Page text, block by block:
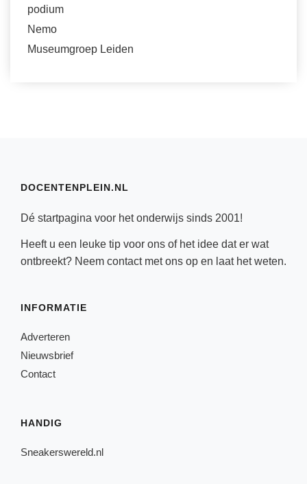
podium
Nemo
Museumgroep Leiden
DOCENTENPLEIN.NL
Dé startpagina voor het onderwijs sinds 2001!
Heeft u een leuke tip voor ons of het idee dat er wat
ontbreekt? Neem contactmet ons op en laat het weten.
INFORMATIE
Adverteren
Nieuwsbrief
Contact
HANDIG
Sneakerswereld.nl